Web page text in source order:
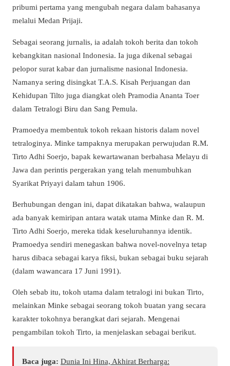
pribumi pertama yang mengubah negara dalam bahasanya
melalui Medan Prijaji.
Sebagai seorang jurnalis, ia adalah tokoh berita dan tokoh
kebangkitan nasional Indonesia. Ia juga dikenal sebagai
pelopor surat kabar dan jurnalisme nasional Indonesia.
Namanya sering disingkat T.A.S. Kisah Perjuangan dan
Kehidupan Tilto juga diangkat oleh Pramodia Ananta Toer
dalam Tetralogi Biru dan Sang Pemula.
Pramoedya membentuk tokoh rekaan historis dalam novel
tetraloginya. Minke tampaknya merupakan perwujudan R.M.
Tirto Adhi Soerjo, bapak kewartawanan berbahasa Melayu di
Jawa dan perintis pergerakan yang telah menumbuhkan
Syarikat Priyayi dalam tahun 1906.
Berhubungan dengan ini, dapat dikatakan bahwa, walaupun
ada banyak kemiripan antara watak utama Minke dan R. M.
Tirto Adhi Soerjo, mereka tidak keseluruhannya identik.
Pramoedya sendiri menegaskan bahwa novel-novelnya tetap
harus dibaca sebagai karya fiksi, bukan sebagai buku sejarah
(dalam wawancara 17 Juni 1991).
Oleh sebab itu, tokoh utama dalam tetralogi ini bukan Tirto,
melainkan Minke sebagai seorang tokoh buatan yang secara
karakter tokohnya berangkat dari sejarah. Mengenai
pengambilan tokoh Tirto, ia menjelaskan sebagai berikut.
Baca juga: Dunia Ini Hina, Akhirat Berharga: